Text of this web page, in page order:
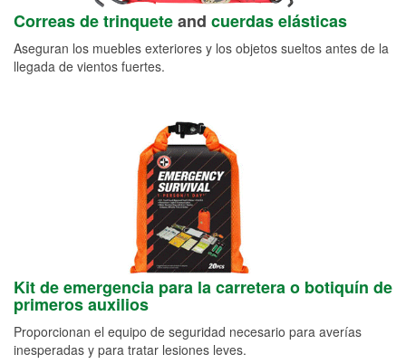
Correas de trinqueteand cuerdas elásticas
Aseguran los muebles exteriores y los objetos sueltos antes de la
llegada de vientos fuertes.
Kit de emergencia para la carretera o botiquín de
primeros auxilios
Proporcionan el equipo de seguridad necesario para averías
inesperadas y para tratar lesiones leves.